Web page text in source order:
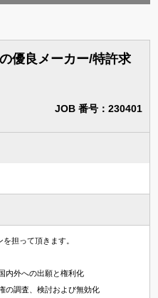
優良メーカー/特許求
JOB 番号：230401
担って頂きます。
内外への出願と権利化
の調査、検討および無効化